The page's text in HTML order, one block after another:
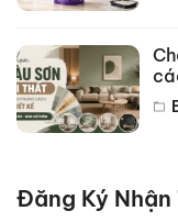
Đăng Ký Nhận